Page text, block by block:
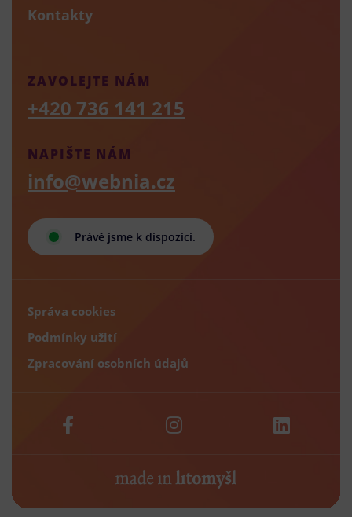
Kontakty
Právě jsme k dispozici.
NAPIŠTE NÁM
info@webnia.cz
ZAVOLEJTE NÁM
+420 736 141 215
Správa cookies
Podmínky užití
Zpracování osobních údajů